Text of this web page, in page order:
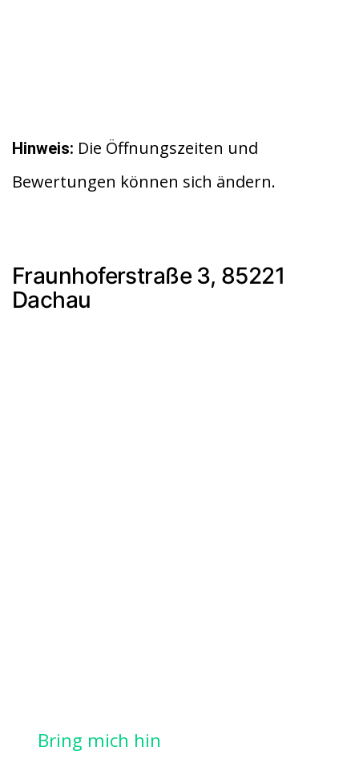
Hinweis: Die Öffnungszeiten und
Bewertungen können sich ändern.
Fraunhoferstraße 3, 85221
Dachau
Bring mich hin